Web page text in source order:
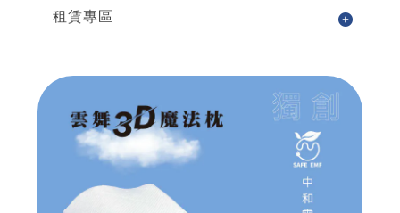
租賃專區